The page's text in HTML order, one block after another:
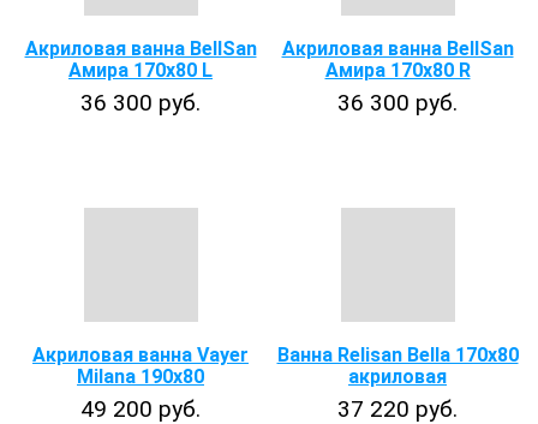
Акриловая ванна BellSan
Амира 170х80 L
36 300 руб.
Акриловая ванна BellSan
Амира 170х80 R
36 300 руб.
Акриловая ванна Vayer
Milana 190x80
49 200 руб.
Ванна Relisan Bella 170x80
акриловая
37 220 руб.